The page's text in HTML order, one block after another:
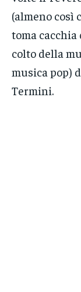
(almeno così
toma
colto della
musica pop)
Termini.